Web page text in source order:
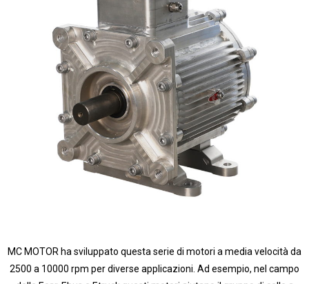
MC MOTOR ha sviluppato questa serie di motori a media velocità da
2500 a 10000 rpm per diverse applicazioni. Ad esempio, nel campo